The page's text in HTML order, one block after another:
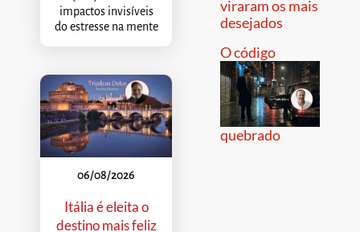
impactos invisíveis
do estresse na mente
06/08/2026
Itália é eleita o
destino mais feliz
viraram os mais
desejados
O código
quebrado